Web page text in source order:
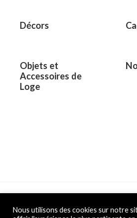
Décors
Objets et
Accessoires de
Loge
Copyright © 2026
Nous utilisons des cookies sur notre